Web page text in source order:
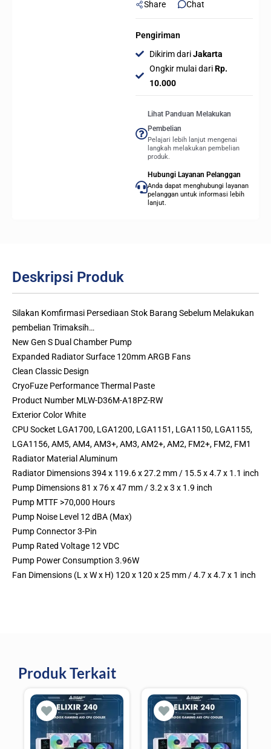
WHITE
Share Chat
Pengiriman
Dikirim dariJakarta
Ongkir mulai dariRp.
10.000
Lihat Panduan Melakukan
Pembelian
Pelajari lebih lanjut mengenai
langkah melakukan pembelian
produk.
Hubungi Layanan Pelanggan
Anda dapat menghubungi layanan
pelanggan untuk informasi lebih
lanjut.
Deskripsi Produk
Silakan Komfirmasi Persediaan Stok Barang Sebelum Melakukan
pembelian Trimaksih…
New Gen S Dual Chamber Pump
Expanded Radiator Surface 120mm ARGB Fans
Clean Classic Design
CryoFuze Performance Thermal Paste
Product Number MLW-D36M-A18PZ-RW
Exterior Color White
CPU Socket LGA1700, LGA1200, LGA1151, LGA1150, LGA1155,
LGA1156, AM5, AM4, AM3+, AM3, AM2+, AM2, FM2+, FM2, FM1
Radiator Material Aluminum
Radiator Dimensions 394 x 119.6 x 27.2 mm / 15.5 x 4.7 x 1.1 inch
Pump Dimensions 81 x 76 x 47 mm / 3.2 x 3 x 1.9 inch
Pump MTTF >70,000 Hours
Pump Noise Level 12 dBA (Max)
Pump Connector 3-Pin
Pump Rated Voltage 12 VDC
Pump Power Consumption 3.96W
Fan Dimensions (L x W x H) 120 x 120 x 25 mm / 4.7 x 4.7 x 1 inch
Produk Terkait